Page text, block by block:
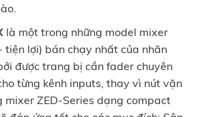
là một trong những model mixer
tiện lợi) bán chạy nhất của nhãn
được trang bị cần fader chuyên
từng kênh inputs, thay vì nút vặn
mixer ZED-Series dạng compact